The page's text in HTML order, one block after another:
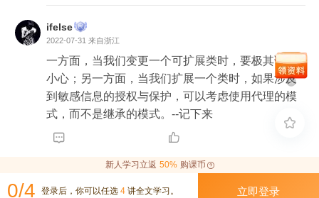
ifelse
2022-07-31 来自浙江
一方面，当我们变更一个可扩展类时，要极其谨慎
小心；另一方面，当我们扩展一个类时，如果涉及
到敏感信息的授权与保护，可以考虑使用代理的模
式，而不是继承的模式。--记下来
 
新人学习立返 50% 购课币
0/4 登录后，你可以任选 4 讲全文学习。 立即登录
